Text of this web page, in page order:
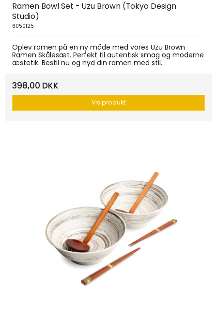
Ramen Bowl Set - Uzu Brown (Tokyo Design
Studio)
6050125
Oplev ramen på en ny måde med vores Uzu Brown
Ramen Skålesæt. Perfekt til autentisk smag og moderne
æstetik. Bestil nu og nyd din ramen med stil.
398,00 DKK
Vis produkt